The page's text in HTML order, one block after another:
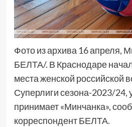
Фото из архива 16 апреля,
БЕЛТА/. В Краснодаре
места женской российской
Суперлиги сезона-2023/24,
принимает «Минчанка»,
корреспондент БЕЛТА.